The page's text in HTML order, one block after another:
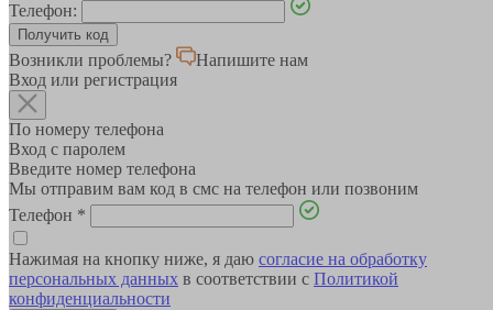
Телефон:
Возникли проблемы?
Напишите нам
Вход или регистрация
По номеру телефона
Вход с паролем
Введите номер телефона
Мы отправим вам код в смс на телефон или позвоним
Телефон *
Нажимая на кнопку ниже, я даю согласие на обработку
персональных данных в соответствии с Политикой
конфиденциальности